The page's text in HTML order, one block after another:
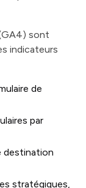
sont
indicateurs
de
par
destination
stratégiques,